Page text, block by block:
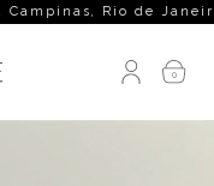
Rio de Janeiro,
0